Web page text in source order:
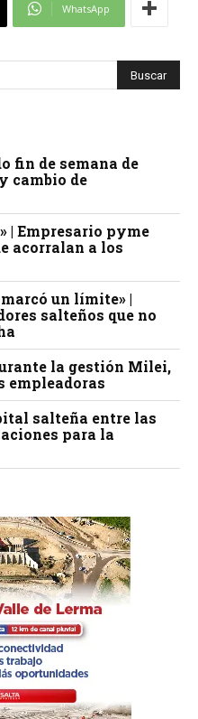
WhatsApp
fin de semana de
cambio de
| Empresario pyme
acorralan a los
un límite» |
salteños que no
la gestión Milei,
empleadoras
salteña entre las
para la